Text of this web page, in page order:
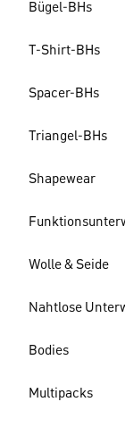
Bügel-BHs
T-Shirt-BHs
Spacer-BHs
Triangel-BHs
Shapewear
Wolle & Seide
Nahtlose
Bodies
Multipacks